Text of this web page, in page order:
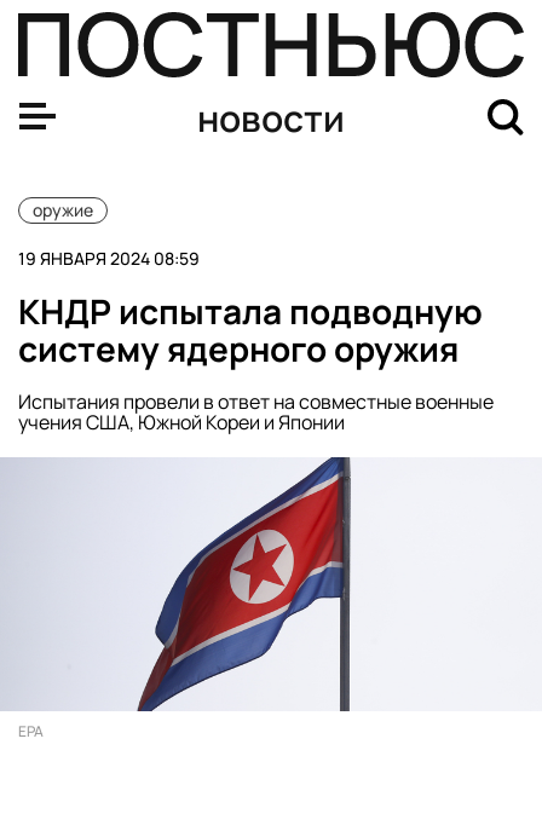
новости
оружие
19 ЯНВАРЯ 2024 08:59
КНДР испытала подводную
систему ядерного оружия
Испытания провели в ответ на совместные военные
учения США, Южной Кореи и Японии
EPA
Папа римский предупредил об опасности порнографии